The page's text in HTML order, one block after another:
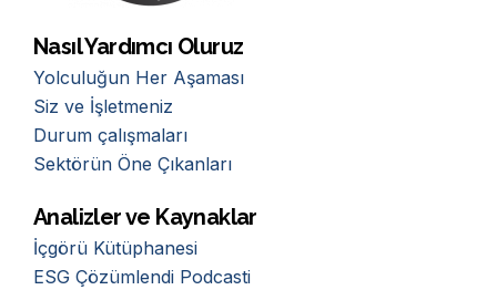
Nasıl Yardımcı Oluruz
Yolculuğun Her Aşaması
Siz ve İşletmeniz
Durum çalışmaları
Sektörün Öne Çıkanları
Analizler ve Kaynaklar
İçgörü Kütüphanesi
ESG Çözümlendi Podcasti